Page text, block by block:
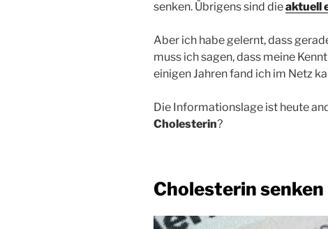
senken. Übrigens sind dieaktuell
Aber ich habe gelernt, dass
muss ich sagen, dass meine
einigen Jahren fand ich im Netz
Die Informationslage ist heute
Cholesterin?
Cholesterin